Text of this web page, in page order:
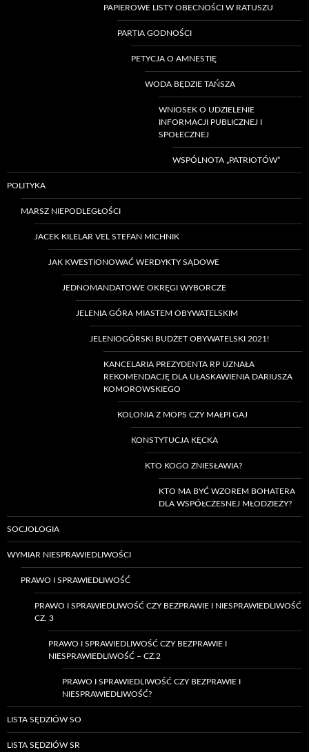
PAPIEROWE LISTY OBECNOŚCI W RATUSZU
PARTIA GODNOŚCI
PETYCJA O AMNESTIĘ
WODA BĘDZIE TAŃSZA
WNIOSEK O UDZIELENIE
INFORMACJI PUBLICZNEJ I
SPOŁECZNEJ
WSPÓLNOTA „PATRIOTÓW”
POLITYKA
MARSZ NIEPODLEGŁOŚCI
JACEK KILELAR VEL STEFAN MICHNIK
JAK KWESTIONOWAĆ WERDYKTY SĄDOWE
JEDNOMANDATOWE OKRĘGI WYBORCZE
JELENIA GÓRA MIASTEM OBYWATELSKIM
JELENIOGÓRSKI BUDŻET OBYWATELSKI 2021!
KANCELARIA PREZYDENTA RP UZNAŁA
REKOMENDACJĘ DLA UŁASKAWIENIA DARIUSZA
KOMOROWSKIEGO
KOLONIA Z MOPS CZY MAŁPI GAJ
KONSTYTUCJA KĘCKA
KTO KOGO ZNIESŁAWIA?
KTO MA BYĆ WZOREM BOHATERA
DLA WSPÓŁCZESNEJ MŁODZIEŻY?
SOCJOLOGIA
WYMIAR NIESPRAWIEDLIWOŚCI
PRAWO I SPRAWIEDLIWOŚĆ
PRAWO I SPRAWIEDLIWOŚĆ CZY BEZPRAWIE I NIESPRAWIEDLIWOŚĆ
CZ. 3
PRAWO I SPRAWIEDLIWOŚĆ CZY BEZPRAWIE I
NIESPRAWIEDLIWOŚĆ – CZ.2
PRAWO I SPRAWIEDLIWOŚĆ CZY BEZPRAWIE I
NIESPRAWIEDLIWOŚĆ?
LISTA SĘDZIÓW SO
LISTA SĘDZIÓW SR